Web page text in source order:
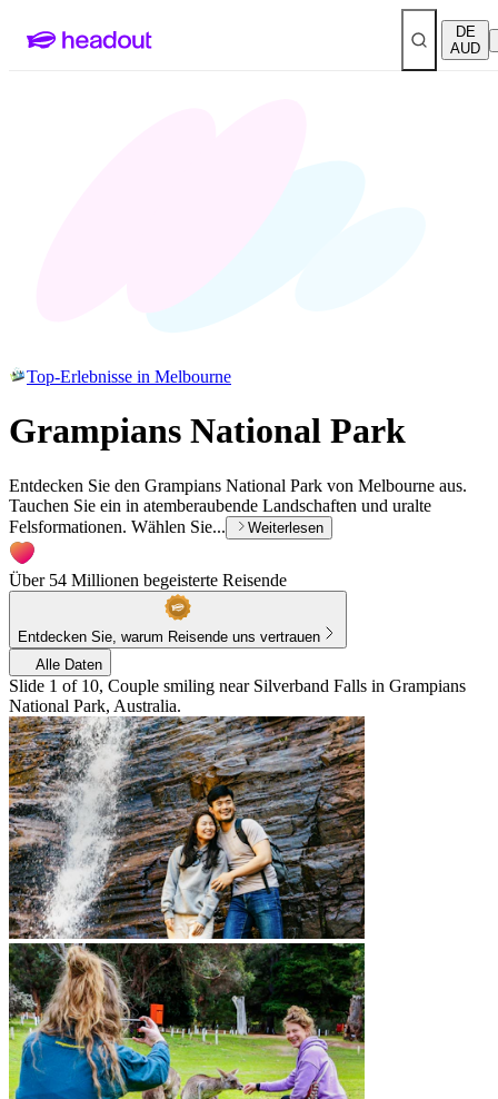
DE
AUD
Top-Erlebnisse in Melbourne
Grampians National Park
Entdecken Sie den Grampians National Park von Melbourne aus.
Tauchen Sie ein in atemberaubende Landschaften und uralte
Felsformationen. Wählen Sie...
Weiterlesen
Über 54 Millionen begeisterte Reisende
Entdecken Sie, warum Reisende uns vertrauen
Alle Daten
Slide 1 of 10, Couple smiling near Silverband Falls in Grampians
National Park, Australia.